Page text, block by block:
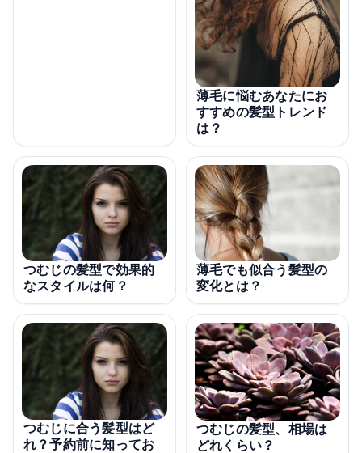
薄毛に悩むあなたにお
すすめの髪型トレンド
は？
つむじの髪型で効果的
なスタイルは何？
薄毛でも似合う髪型の
変化とは？
つむじに合う髪型はど
れ？予約前に知ってお
つむじの髪型、相場は
どれくらい？